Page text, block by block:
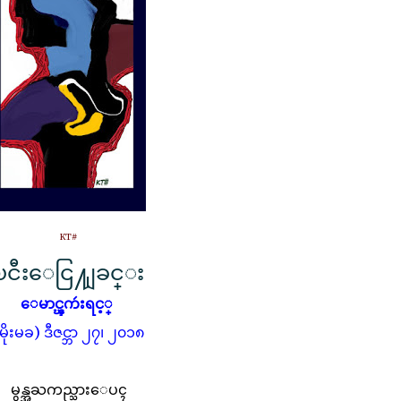
KT#
ငီးေငြ႔ျခင္း
ေမာင္ၾကဴးရင့္
းမခ) ဒီဇင္ဘာ ၂၇၊ ၂၀၁၈
မွန္အႀကည္သားေပၚ